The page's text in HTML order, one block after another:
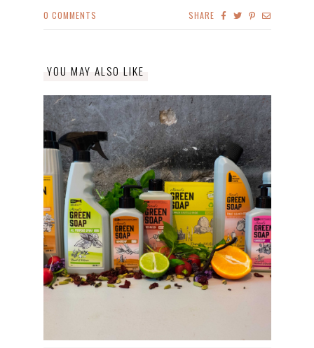
0 COMMENTS SHARE
YOU MAY ALSO LIKE